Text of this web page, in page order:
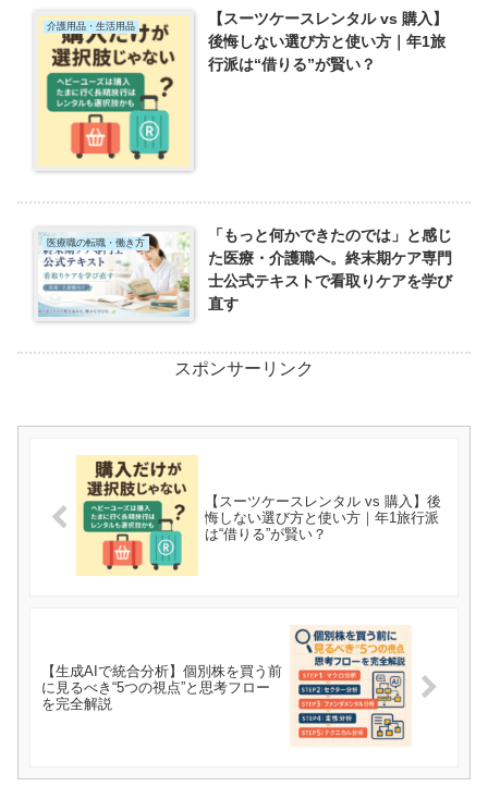
介護用品・生活用品
【スーツケースレンタル vs 購入】
後悔しない選び方と使い方｜年1旅
行派は“借りる”が賢い？
医療職の転職・働き方
「もっと何かできたのでは」と感じ
た医療・介護職へ。終末期ケア専門
士公式テキストで看取りケアを学び
直す
スポンサーリンク
【スーツケースレンタル vs 購入】後
悔しない選び方と使い方｜年1旅行派
は“借りる”が賢い？
【生成AIで統合分析】個別株を買う前
に見るべき“5つの視点”と思考フロー
を完全解説